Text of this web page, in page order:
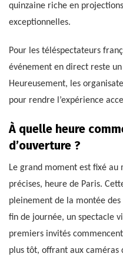
quinzaine riche en
exceptionnelles.
Pour les téléspectateurs
événement en direct reste
Heureusement, les
pour rendre l’expérience
À quelle heure
d’ouverture ?
Le grand moment est fixé
précises, heure de Paris.
pleinement de la montée
fin de journée, un spectacle
premiers invités
plus tôt, offrant aux caméras